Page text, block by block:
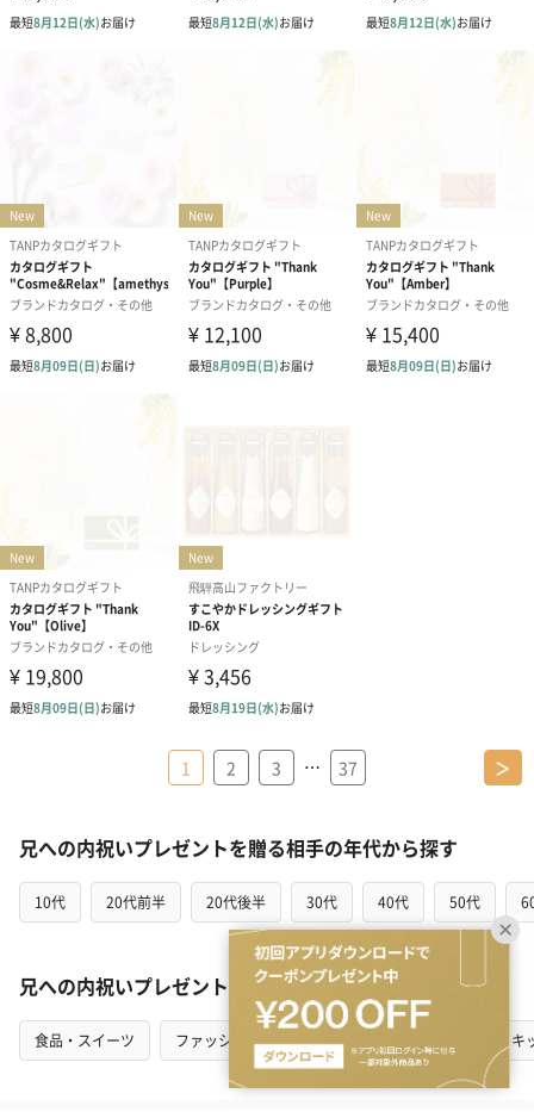
1 2 3 … 37 ＞
兄への内祝いプレゼントを贈る相手の年代から探す
10代 20代前半 20代後半 30代 40代 50代
兄への内祝いプレゼントをカテゴリから探す
食品・スイーツ ファッション インテリア キ